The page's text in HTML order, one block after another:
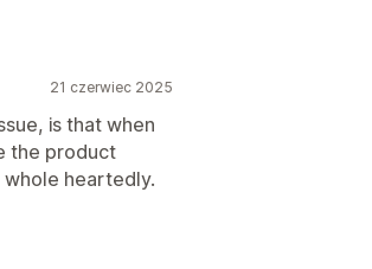
21 czerwiec 2025
is that when
the product
whole heartedly.